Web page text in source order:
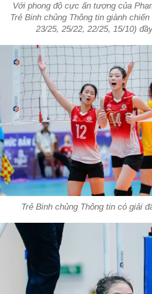
Với phong độ cực ấn tượng của
Trẻ Binh chủng Thông tin giành
23/25, 25/22, 22/25, 15/10)
Trẻ Binh chủng Thông tin có giải